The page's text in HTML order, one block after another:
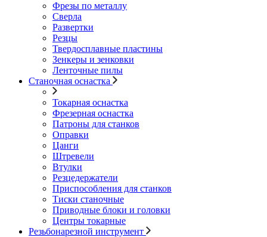
Фрезы по металлу
Сверла
Развертки
Резцы
Твердосплавные пластины
Зенкеры и зенковки
Ленточные пилы
Станочная оснастка
Токарная оснастка
Фрезерная оснастка
Патроны для станков
Оправки
Цанги
Штревели
Втулки
Резцедержатели
Приспособления для станков
Тиски станочные
Приводные блоки и головки
Центры токарные
Резьбонарезной инструмент